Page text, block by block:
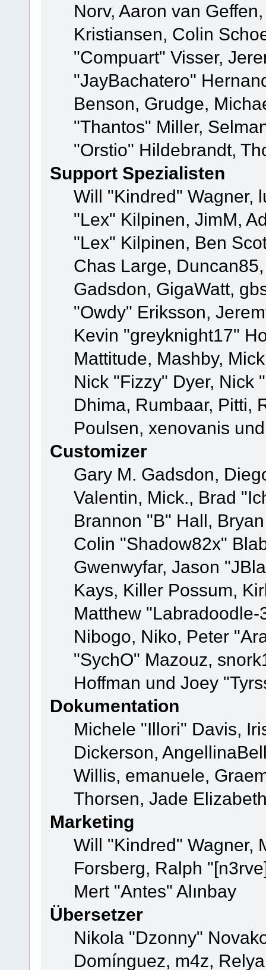
Norv, Aaron van
Kristiansen, Colin
"Compuart" Visser,
"JayBachatero"
Benson, Grudge,
"Thantos" Miller,
"Orstio" Hildebrandt,
Support Spezialisten
Will "Kindred" Wagner,
"Lex" Kilpinen, JimM,
"Lex" Kilpinen, Ben
Chas Large,
Gadsdon, GigaWatt,
"Owdy" Eriksson,
Kevin "greyknight17"
Mattitude, Mashby,
Nick "Fizzy" Dyer, Nick
Dhima, Rumbaar, Pitti,
Poulsen, xenovanis
Customizer
Gary M. Gadsdon,
Valentin, Mick., Brad
Brannon "B" Hall,
Colin "Shadow82x"
Gwenwyfar, Jason
Kays, Killer Possum,
Matthew
Nibogo, Niko, Peter
"SychO" Mazouz,
Hoffman und Joey
Dokumentation
Michele "Illori" Davis,
Dickerson,
Willis, emanuele,
Thorsen, Jade
Marketing
Will "Kindred" Wagner,
Forsberg, Ralph
Mert "Antes" Alınbay
Übersetzer
Nikola "Dzonny"
Domínguez, m4z,